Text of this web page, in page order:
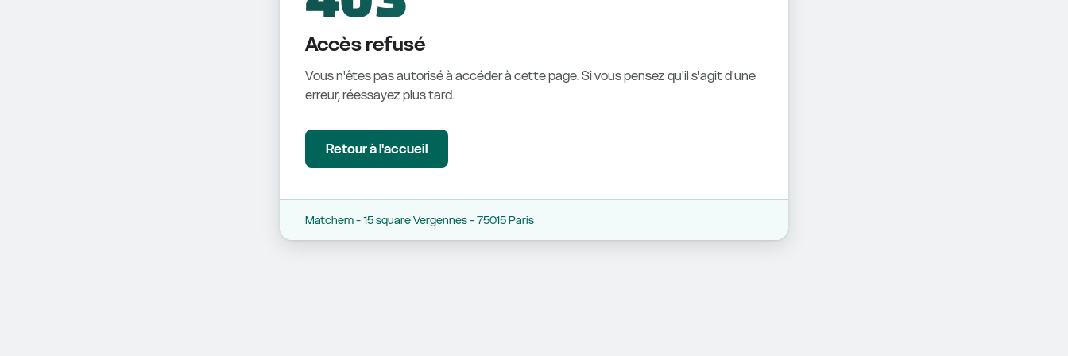
Accès refusé
Vous n'êtes pas autorisé à accéder à cette page. Si vous pensez qu'il s'agit d'une
erreur, réessayez plus tard.
Retour à l'accueil
Matchem - 15 square Vergennes - 75015 Paris